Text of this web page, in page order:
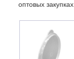
оптовых закупках.